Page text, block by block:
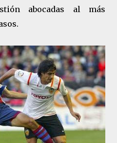
abocadas al más